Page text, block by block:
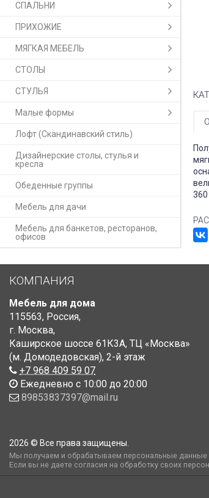
СПАЛЬНИ
ПРИХОЖИЕ
МЯГКАЯ МЕБЕЛЬ
СТОЛЫ
СТУЛЬЯ
Малые формы
Лофт (Скандинавский стиль)
Дизайнерские столы, стулья и
кресла
Обеденные группы
Мебель для дачи
Мебель для банкетов, ресторанов,
офисов
КОМПАНИЯ
Мебель для дома
115563, Россия,
г. Москва,
Каширское шоссе 61К3А, ТЦ «Москва»
(м. Домодедовская), 2-й этаж
+7 968 409 59 07
Ежедневно с 10:00 до 20:00
89853837397@mail.ru
2026 © Все права защищены.
Мы получаем и обрабатываем персональные данные
Если вы не даете согласия на обработку своих